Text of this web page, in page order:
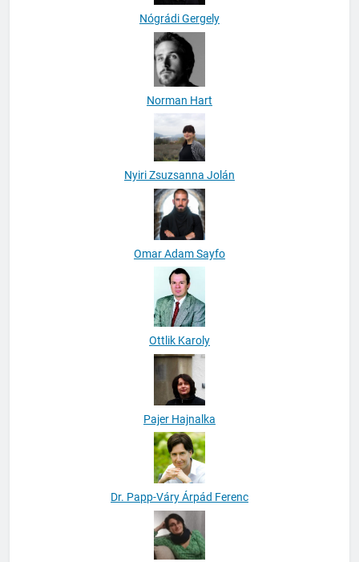
Nógrádi Gergely
Norman Hart
Nyiri Zsuzsanna Jolán
Omar Adam Sayfo
Ottlik Karoly
Pajer Hajnalka
Dr. Papp-Váry Árpád Ferenc